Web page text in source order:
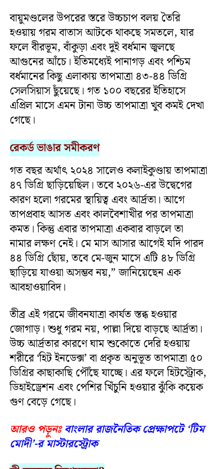
বায়ুমণ্ডলের উপরের স্তরে উচ্চচাপ বলয় তৈরি
হওয়ায় গরম বাতাস আটকে থাকছে সমতলে, যার
ফলে বীরভূম, বাঁকুড়া এবং দুই বর্ধমান জ্বলছে
আগুনের আঁচে। ইতিমধ্যেই পানাগড় এবং পশ্চিম
বর্ধমানের কিছু এলাকায় তাপমাত্রা ৪৩-৪৪ ডিগ্রি
সেলসিয়াস ছুঁয়েছে। গত ১০০ বছরের ইতিহাসে
এপ্রিল মাসে এমন টানা উচ্চ তাপমাত্রা খুব কমই দেখা
গেছে।
রেকর্ড ভাঙার সমীকরণ
গত বছর অর্থাৎ ২০২৪ সালেও কলাইকুণ্ডায় তাপমাত্রা
৪৭ ডিগ্রি ছাড়িয়েছিল। তবে ২০২৬-এর উদ্বেগের
কারণ হলো গরমের স্থায়িত্ব এবং আর্দ্রতা। আগে
তাপপ্রবাহ আসত এবং কালবৈশাখীর পর তাপমাত্রা
কমত। কিন্তু এবার তাপমাত্রা একবার বাড়লে তা
নামার লক্ষণ নেই। মে মাস আসার আগেই যদি পারদ
৪৪ ডিগ্রি ছোঁয়, তবে মে-জুন মাসে এটি ৪৮ ডিগ্রি
ছাড়িয়ে যাওয়া অসম্ভব নয়,” জানিয়েছেন এক
আবহাওয়াবিদ।
তীব্র এই গরমে জীবনযাত্রা কার্যত স্তব্ধ হওয়ার
জোগাড়। শুধু গরম নয়, পাল্লা দিয়ে বাড়ছে আর্দ্রতা।
উচ্চ আর্দ্রতার কারণে ঘাম শুকোতে দেরি হওয়ায়
শরীরে ‘হিট ইনডেক্স’ বা প্রকৃত অনুভূত তাপমাত্রা ৫০
ডিগ্রির কাছাকাছি পৌঁছে যাচ্ছে। এর ফলে হিটস্ট্রোক,
ডিহাইড্রেশন এবং পেশির খিঁচুনি হওয়ার ঝুঁকি কয়েক
গুণ বেড়ে গেছে।
আরও পড়ুনঃবাংলার রাজনৈতিক প্রেক্ষাপটে ‘টিম
মোদী’-র মাস্টারস্ট্রোক